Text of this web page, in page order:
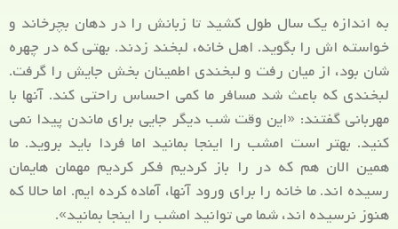
به اندازه یک سال طول کشید تا زبانش را در دهان بچرخاند و
خواسته اش را بگوید. اهل خانه، لبخند زدند. بهتی که در چهره
شان بود، از میان رفت و لبخندی اطمینان بخش جایش را گرفت.
لبخندی که باعث شد مسافر ما کمی احساس راحتی کند. آنها با
مهربانی گفتند: «این وقت شب دیگر جایی برای ماندن پیدا نمی
کنید. بهتر است امشب را اینجا بمانید اما فردا باید بروید. ما
همین الان هم که در را باز کردیم فکر کردیم مهمان هایمان
رسیده اند. ما خانه را برای ورود آنها، آماده کرده ایم. اما حالا که
هنوز نرسیده اند، شما می توانید امشب را اینجا بمانید».